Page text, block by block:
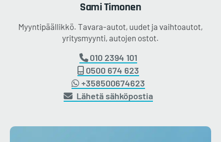
SamiTimonen
Myyntipäällikkö. Tavara-autot, uudet ja vaihtoautot,
yritysmyynti, autojen ostot.
010 2394 101
0500 674 623
+358500674623
Lähetä sähköpostia